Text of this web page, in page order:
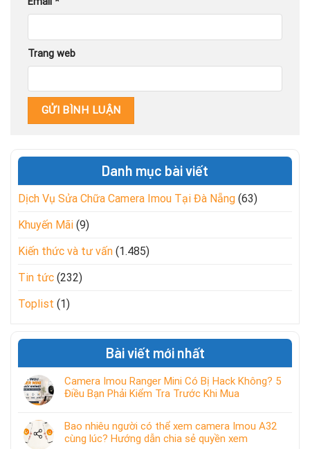
Trang web
Danh mục bài viết
Dịch Vụ Sửa Chữa Camera Imou Tại Đà Nẵng (63)
Khuyến Mãi (9)
Kiến thức và tư vấn (1.485)
Tin tức (232)
Toplist (1)
Bài viết mới nhất
Camera Imou Ranger Mini Có Bị Hack Không? 5
Điều Bạn Phải Kiểm Tra Trước Khi Mua
Bao nhiêu người có thể xem camera Imou A32
cùng lúc? Hướng dẫn chia sẻ quyền xem